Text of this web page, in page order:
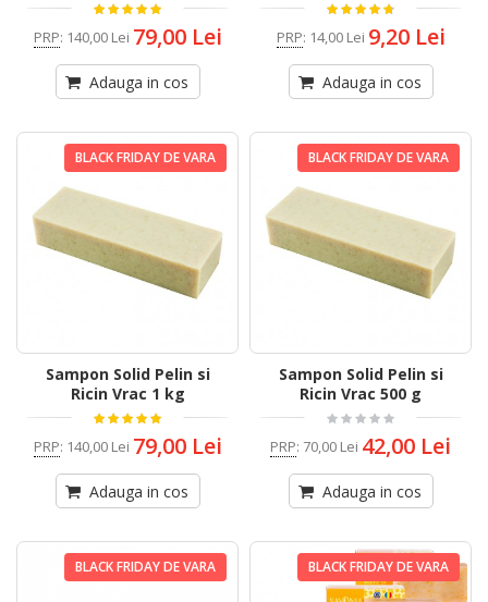
PRP: 140,00 Lei 79,00 Lei
Adauga in cos
PRP: 14,00 Lei 9,20 Lei
Adauga in cos
BLACK FRIDAY DE VARA
Sampon Solid Pelin si
Ricin Vrac 1 kg
PRP: 140,00 Lei 79,00 Lei
Adauga in cos
BLACK FRIDAY DE VARA
Sampon Solid Pelin si
Ricin Vrac 500 g
PRP: 70,00 Lei 42,00 Lei
Adauga in cos
BLACK FRIDAY DE VARA BLACK FRIDAY DE VARA